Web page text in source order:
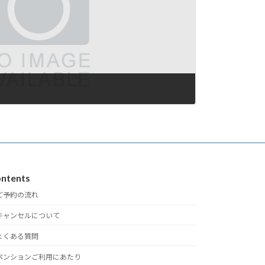
予約の流れ
ャンセルについて
くある質問
ンションご利用にあたり